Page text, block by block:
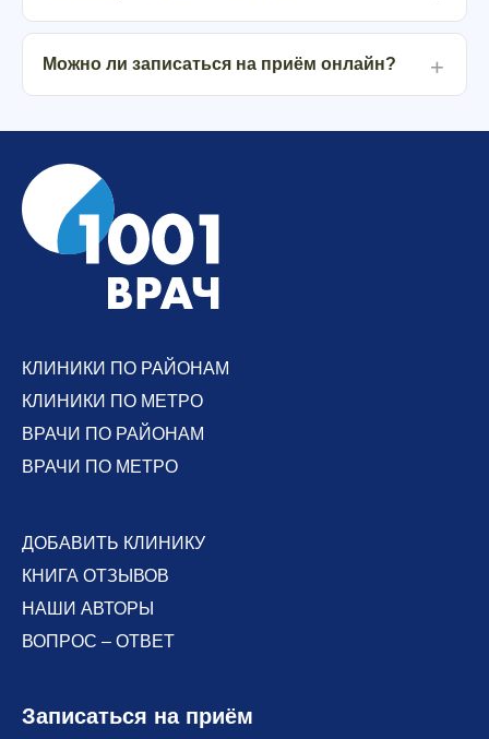
Можно ли записаться на приём онлайн?
КЛИНИКИ ПО РАЙОНАМ
КЛИНИКИ ПО МЕТРО
ВРАЧИ ПО РАЙОНАМ
ВРАЧИ ПО МЕТРО
ДОБАВИТЬ КЛИНИКУ
КНИГА ОТЗЫВОВ
НАШИ АВТОРЫ
ВОПРОС – ОТВЕТ
Записаться на приём